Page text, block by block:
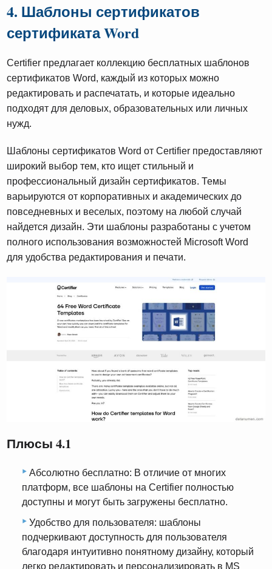
4. Шаблоны сертификатов
сертификата Word
Certifier предлагает коллекцию бесплатных шаблонов
сертификатов Word, каждый из которых можно
редактировать и распечатать, и которые идеально
подходят для деловых, образовательных или личных
нужд.
Шаблоны сертификатов Word от Certifier предоставляют
широкий выбор тем, кто ищет стильный и
профессиональный дизайн сертификатов. Темы
варьируются от корпоративных и академических до
повседневных и веселых, поэтому на любой случай
найдется дизайн. Эти шаблоны разработаны с учетом
полного использования возможностей Microsoft Word
для удобства редактирования и печати.
Плюсы 4.1
Абсолютно бесплатно: В отличие от многих
платформ, все шаблоны на Certifier полностью
доступны и могут быть загружены бесплатно.
Удобство для пользователя: шаблоны
подчеркивают доступность для пользователя
благодаря интуитивно понятному дизайну, который
легко редактировать и персонализировать в MS